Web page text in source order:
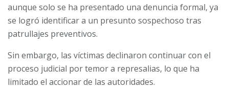
aunque solo se ha presentado una denuncia formal, ya
se logró identificar a un presunto sospechoso tras
patrullajes preventivos.
Sin embargo, las víctimas declinaron continuar con el
proceso judicial por temor a represalias, lo que ha
limitado el accionar de las autoridades.